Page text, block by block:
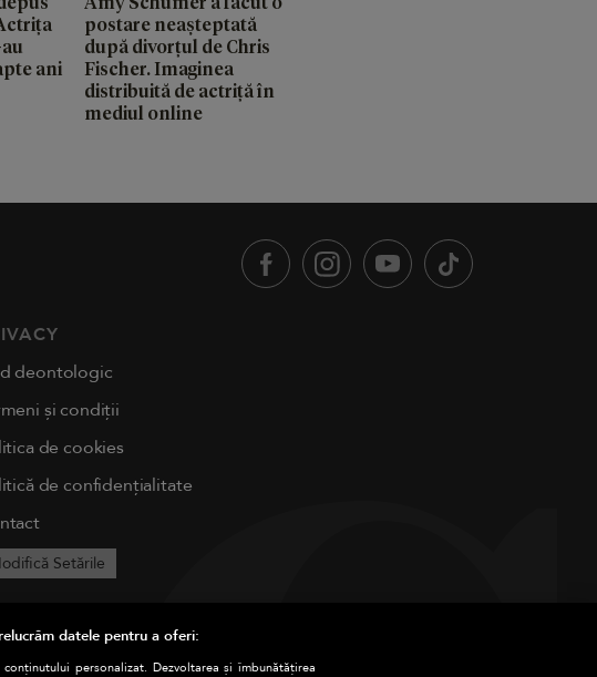
ani
postare neașteptată
după divorțul de Chris
Fischer. Imaginea
distribuită de actriță în
mediul online
deontologic
și condiții
de cookies
de confidențialitate
Setările
datele pentru a oferi:
personalizat. Dezvoltarea și îmbunătățirea